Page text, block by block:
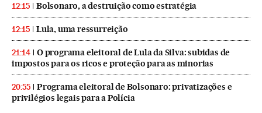
12:15 Bolsonaro, a destruição como estratégia
12:15 Lula, uma ressurreição
21:14
O programa eleitoral de Lula da Silva: subidas de
impostos para os ricos e proteção para as minorias
20:55
Programa eleitoral de Bolsonaro: privatizações e
privilégios legais para a Polícia